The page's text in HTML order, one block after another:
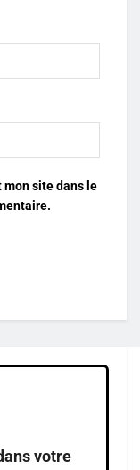
mon site dans le
votre